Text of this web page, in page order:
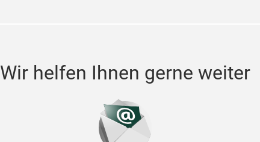
Wir helfen Ihnen gerne weiter